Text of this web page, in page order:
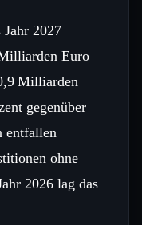
2027
Euro
Milliarden
gegenüber
entfallen
ohne
2026 lag das